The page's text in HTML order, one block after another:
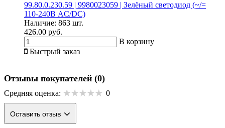
99.80.0.230.59 | 9980023059 | Зелёный светодиод (~/=
110-240В AC/DC)
Наличие: 863 шт.
426.00 руб.
В корзину
Быстрый заказ
Отзывы покупателей (0)
Средняя оценка: 0
Оставить отзыв